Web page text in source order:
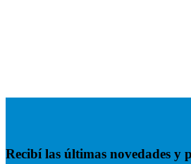
Recibí las últimas novedades y